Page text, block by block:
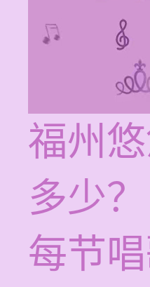
福州
多少？
每节